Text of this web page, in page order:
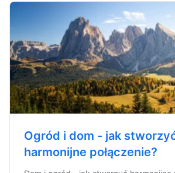
Ogród i dom - jak
harmonijne połączenie?